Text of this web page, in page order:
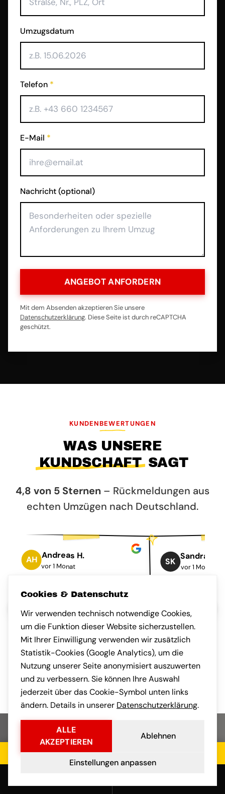
Umzugsdatum
Telefon *
E-Mail *
Nachricht (optional)
ANGEBOT ANFORDERN
Mit dem Absenden akzeptieren Sie unsere
Datenschutzerklärung. Diese Seite ist durch reCAPTCHA
geschützt.
KUNDENBEWERTUNGEN
WAS UNSERE
KUNDSCHAFTSAGT
4,8 von 5 Sternen – Rückmeldungen aus
echten Umzügen nach Deutschland.
M.GOOGLE-BEWERTUNG VON ANDREAS H.
AH Andreas H.
vor 1 Monat
Nach München umgezogen und
sehr angenehm überrascht, wie
kompetent das Team gearbeitet
hat. Auch die Kommunikation
vorab war professionell.
GOOGLE-
SK Sandra K.
vor 1 Monat
nach Frankfurt
gebracht. Faires
transparente
und der Umzug
stressfrei.
HÄUFIGE FRAGEN
Jetzt kostenloses Angebot einholen
Cookies & Datenschutz
Wir verwenden technisch notwendige Cookies,
um die Funktion dieser Website sicherzustellen.
Mit Ihrer Einwilligung verwenden wir zusätzlich
Statistik-Cookies (Google Analytics), um die
Nutzung unserer Seite anonymisiert auszuwerten
und zu verbessern. Sie können Ihre Auswahl
jederzeit über das Cookie-Symbol unten links
ändern. Details in unserer Datenschutzerklärung.
ALLE
AKZEPTIEREN
Ablehnen
Einstellungen anpassen